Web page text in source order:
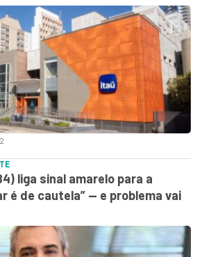
liga sinal amarelo para a
é de cautela” — e problema vai